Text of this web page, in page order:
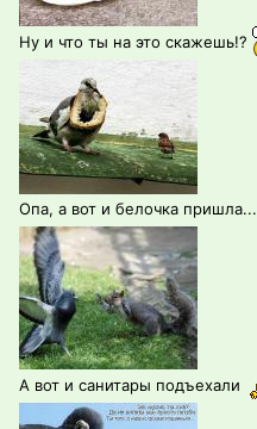
Ну и что ты на это скажешь!?
Опа, а вот и белочка пришла...
А вот и санитары подъехали